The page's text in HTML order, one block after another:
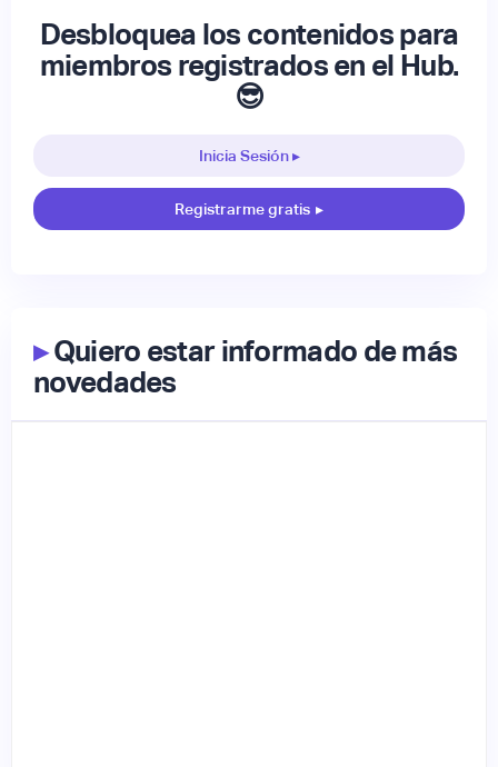
Desbloquea los contenidos para
miembros registrados en el Hub.
😎
Inicia Sesión ▸
Registrarme gratis ▸
▸Quiero estar informado de más
novedades